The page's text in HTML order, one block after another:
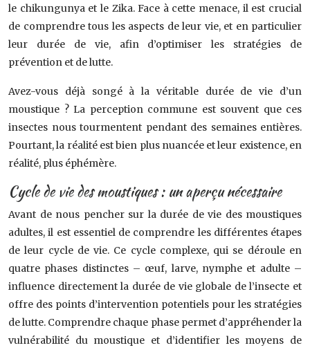
le chikungunya et le Zika. Face à cette menace, il est crucial
de comprendre tous les aspects de leur vie, et en particulier
leur durée de vie, afin d’optimiser les stratégies de
prévention et de lutte.
Avez-vous déjà songé à la véritable durée de vie d’un
moustique ? La perception commune est souvent que ces
insectes nous tourmentent pendant des semaines entières.
Pourtant, la réalité est bien plus nuancée et leur existence, en
réalité, plus éphémère.
Cycle de vie des moustiques : un aperçu nécessaire
Avant de nous pencher sur la durée de vie des moustiques
adultes, il est essentiel de comprendre les différentes étapes
de leur cycle de vie. Ce cycle complexe, qui se déroule en
quatre phases distinctes – œuf, larve, nymphe et adulte –
influence directement la durée de vie globale de l’insecte et
offre des points d’intervention potentiels pour les stratégies
de lutte. Comprendre chaque phase permet d’appréhender la
vulnérabilité du moustique et d’identifier les moyens de